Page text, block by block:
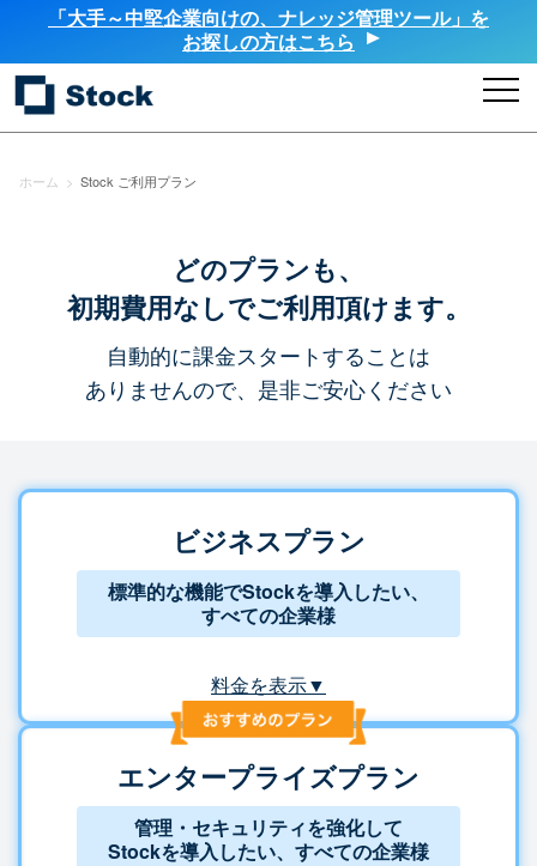
「大手～中堅企業向けの、ナレッジ管理ツール」を
お探しの方はこちら
ホーム > Stock ご利用プラン
どのプランも、
初期費用なしでご利用頂けます。
自動的に課金スタートすることは
ありませんので、是非ご安心ください
ビジネスプラン
標準的な機能でStockを導入したい、
すべての企業様
料金を表示▼
エンタープライズプラン
管理・セキュリティを強化して
Stockを導入したい、すべての企業様